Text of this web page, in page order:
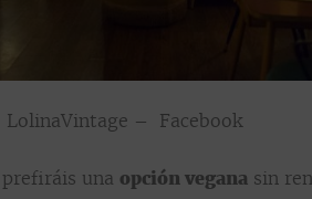
LolinaVintage – Facebook
una opción vegana sin